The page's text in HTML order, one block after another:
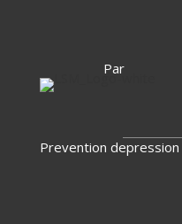
Par
Prevention depression